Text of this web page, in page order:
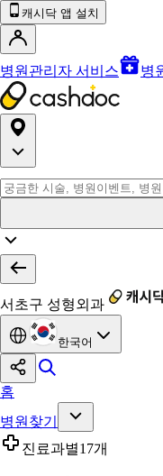
캐시닥 앱 설치
병원관리자 서비스 병
서초구 성형외과
한국어
홈
병원찾기
진료과별17개